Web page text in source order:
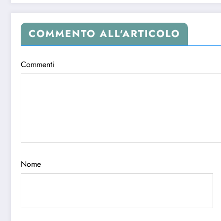
COMMENTO ALL'ARTICOLO
Commenti
Nome